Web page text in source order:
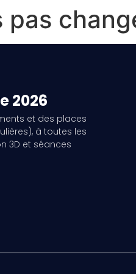
pas
2026
et des places
à toutes les
3D et séances